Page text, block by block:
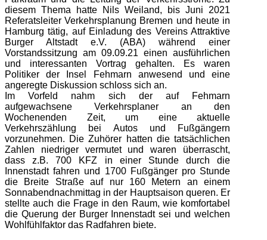
diesem Thema hatte Nils Weiland, bis Juni 2021
Referatsleiter Verkehrsplanung Bremen und heute in
Hamburg tätig, auf Einladung des Vereins Attraktive
Burger Altstadt e.V. (ABA) während einer
Vorstandssitzung am 09.09.21 einen ausführlichen
und interessanten Vortrag gehalten. Es waren
Politiker der Insel Fehmarn anwesend und eine
angeregte Diskussion schloss sich an.
Im Vorfeld nahm sich der auf Fehmarn
aufgewachsene Verkehrsplaner an den
Wochenenden Zeit, um eine aktuelle
Verkehrszählung bei Autos und Fußgängern
vorzunehmen. Die Zuhörer hatten die tatsächlichen
Zahlen niedriger vermutet und waren überrascht,
dass z.B. 700 KFZ in einer Stunde durch die
Innenstadt fahren und 1700 Fußgänger pro Stunde
die Breite Straße auf nur 160 Metern an einem
Sonnabendnachmittag in der Hauptsaison queren. Er
stellte auch die Frage in den Raum, wie komfortabel
die Querung der Burger Innenstadt sei und welchen
Wohlfühlfaktor das Radfahren biete.